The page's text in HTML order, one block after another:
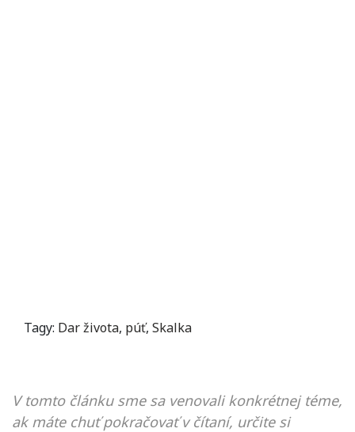
Tagy: Dar života, púť, Skalka
V tomto článku sme sa venovali konkrétnej téme,
ak máte chuť pokračovať v čítaní, určite si